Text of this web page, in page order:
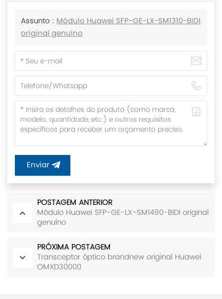
Assunto : Módulo Huawei SFP-GE-LX-SM1310-BIDI
original genuíno
Enviar
POSTAGEM ANTERIOR
Módulo Huawei SFP-GE-LX-SM1490-BIDI original
genuíno
PRÓXIMA POSTAGEM
Transceptor óptico brandnew original Huawei
OMXD30000